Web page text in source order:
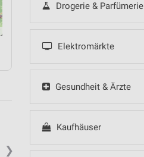
Drogerie & Parfümerie
Elektromärkte
Gesundheit & Ärzte
Kaufhäuser
❯